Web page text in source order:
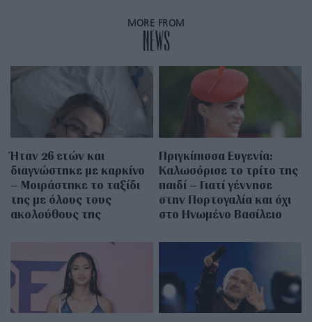
MORE FROM
NEWS
Ήταν 26 ετών και
διαγνώστηκε με καρκίνο
– Μοιράστηκε το ταξίδι
της με όλους τους
ακολούθους της
Πριγκίπισσα Ευγενία:
Καλωσόρισε το τρίτο της
παιδί – Γιατί γέννησε
στην Πορτογαλία και όχι
στο Ηνωμένο Βασίλειο